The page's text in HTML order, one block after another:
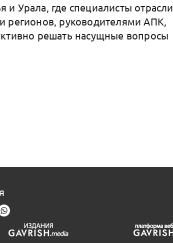
Урала, где специалисты отрасли
регионов, руководителями АПК,
решать насущные вопросы